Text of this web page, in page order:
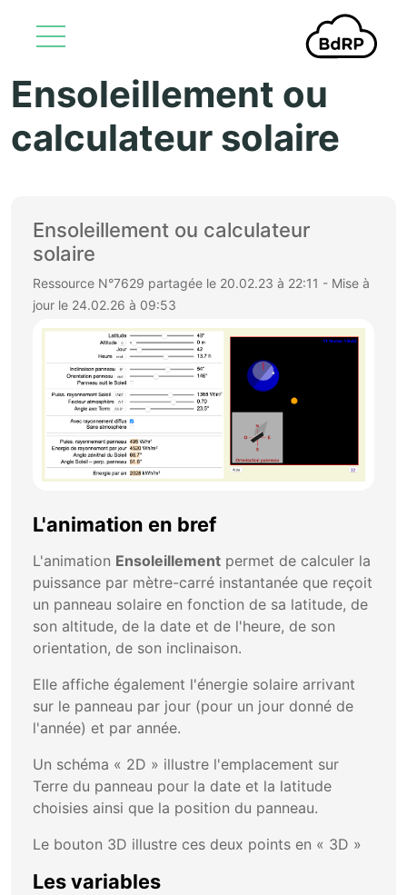
Aller au contenu principal
Ensoleillement ou
calculateur solaire
Ensoleillement ou calculateur
solaire
Ressource N°7629 partagée le 20.02.23 à 22:11 - Mise à
jour le 24.02.26 à 09:53
L'animation en bref
L'animation Ensoleillement permet de calculer la
puissance par mètre-carré instantanée que reçoit
un panneau solaire en fonction de sa latitude, de
son altitude, de la date et de l'heure, de son
orientation, de son inclinaison.
Elle affiche également l'énergie solaire arrivant
sur le panneau par jour (pour un jour donné de
l'année) et par année.
Un schéma « 2D » illustre l'emplacement sur
Terre du panneau pour la date et la latitude
choisies ainsi que la position du panneau.
Le bouton 3D illustre ces deux points en « 3D »
Les variables